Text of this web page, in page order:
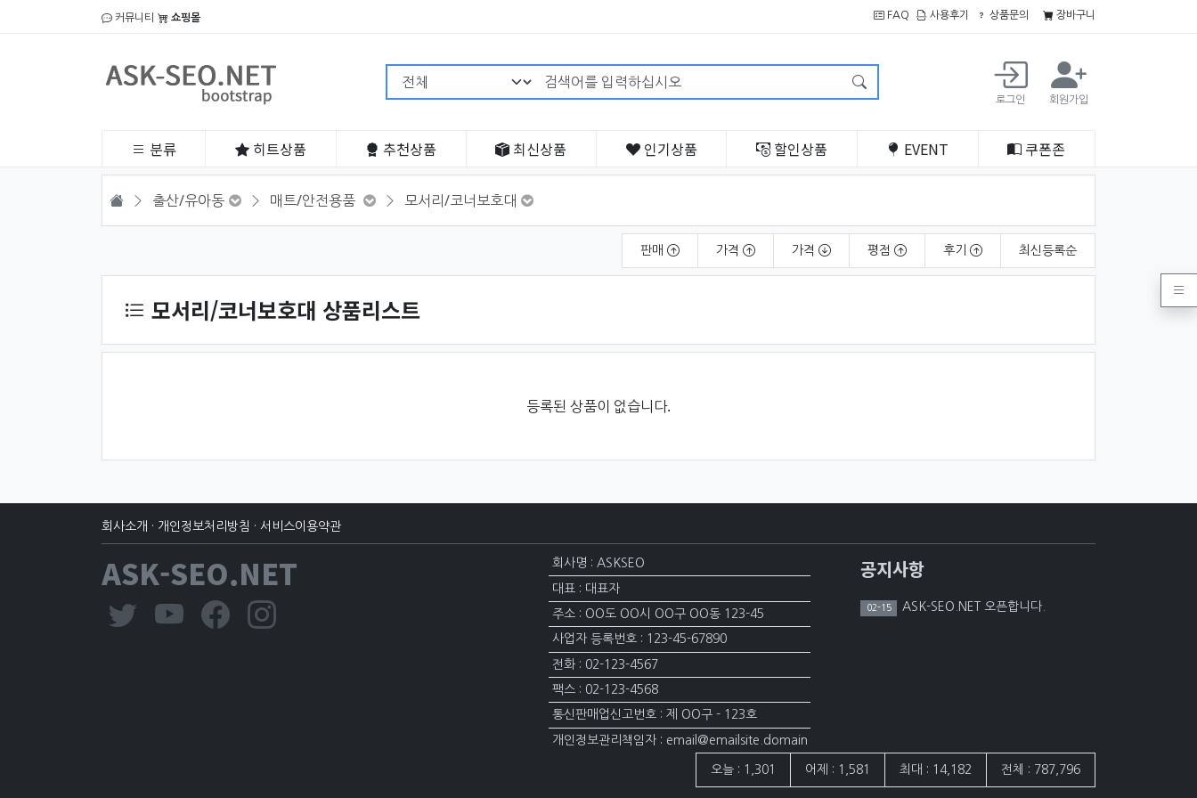
커뮤니티 쇼핑몰 FAQ 사용후기 상품문의 장바구니
검색어 필수
로그인 회원가입
분류 히트상품 추천상품 최신상품 인기상품 할인상품 EVENT 쿠폰존
HOME 출산/유아동 매트/안전용품 모서리/코너보호대
판매 가격 가격 평점 후기 최신등록순
모서리/코너보호대 상품리스트
등록된 상품이 없습니다.
회사소개 · 개인정보처리방침 · 서비스이용약관
ASK-SEO.NET 회사명 : ASKSEO
대표 : 대표자
주소 : OO도 OO시 OO구 OO동 123-45
사업자 등록번호 : 123-45-67890
전화 : 02-123-4567
팩스 : 02-123-4568
통신판매업신고번호 : 제 OO구 - 123호
개인정보관리책임자 : email@emailsite.domain
공지사항
02-15 ASK-SEO.NET 오픈합니다.
접속자집계
오늘 : 1,301 어제 : 1,581 최대 : 14,182 전체 : 787,796